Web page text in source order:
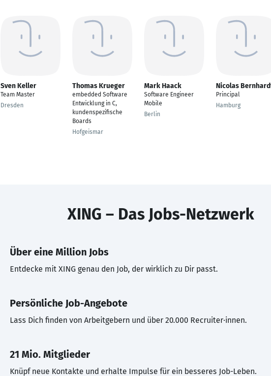
Sven Keller
Team Master
Dresden
Thomas Krueger
embedded Software
Entwicklung in C,
kundenspezifische
Boards
Hofgeismar
Mark Haack
Software Engineer
Mobile
Berlin
Nicolas
Principal
Hamburg
XING – Das Jobs-Netzwerk
Über eine Million Jobs
Entdecke mit XING genau den Job, der wirklich zu Dir passt.
Persönliche Job-Angebote
Lass Dich finden von Arbeitgebern und über 20.000 Recruiter·innen.
21 Mio. Mitglieder
Knüpf neue Kontakte und erhalte Impulse für ein besseres Job-Leben.